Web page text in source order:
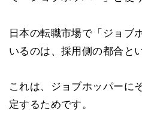
日本の転職市場で「ジョブ
いるのは、採用側の都合と
これは、ジョブホッパーに
定するためです。